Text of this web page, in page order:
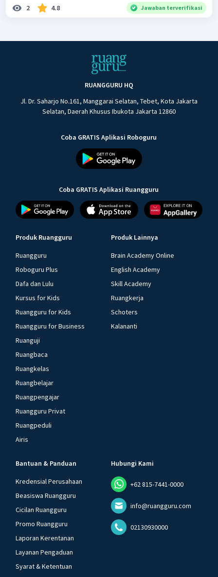
2 4.8 Jawaban terverifikasi
RUANGGURU HQ
Jl. Dr. Saharjo No.161, Manggarai Selatan, Tebet, Kota Jakarta
Selatan, Daerah Khusus Ibukota Jakarta 12860
Coba GRATIS Aplikasi Roboguru
Coba GRATIS Aplikasi Ruangguru
Produk Ruangguru
Ruangguru
Roboguru Plus
Dafa dan Lulu
Kursus for Kids
Ruangguru for Kids
Ruangguru for Business
Ruanguji
Ruangbaca
Ruangkelas
Ruangbelajar
Ruangpengajar
Ruangguru Privat
Ruangpeduli
Airis
Produk Lainnya
Brain Academy Online
English Academy
Skill Academy
Ruangkerja
Schoters
Kalananti
Bantuan & Panduan
Kredensial Perusahaan
Beasiswa Ruangguru
Cicilan Ruangguru
Promo Ruangguru
Laporan Kerentanan
Layanan Pengaduan
Syarat & Ketentuan
Hubungi Kami
+62 815-7441-0000
info@ruangguru.com
02130930000